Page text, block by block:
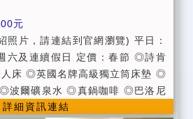
元
照片，請連結到官網瀏覽) 平日：
六及連續假日 定價：春節 ◎詩肯
人床 ◎英國名牌高級獨立筒床墊 ◎
波爾礦泉水 ◎真鍋咖啡 ◎巴洛尼
煮壺 ◎造型浴缸 ◎有線電視頻道
詳細資訊連結